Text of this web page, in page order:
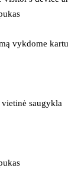
vykdome
saugykla